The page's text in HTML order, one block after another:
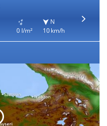
0 l/m²
N
10 km/h